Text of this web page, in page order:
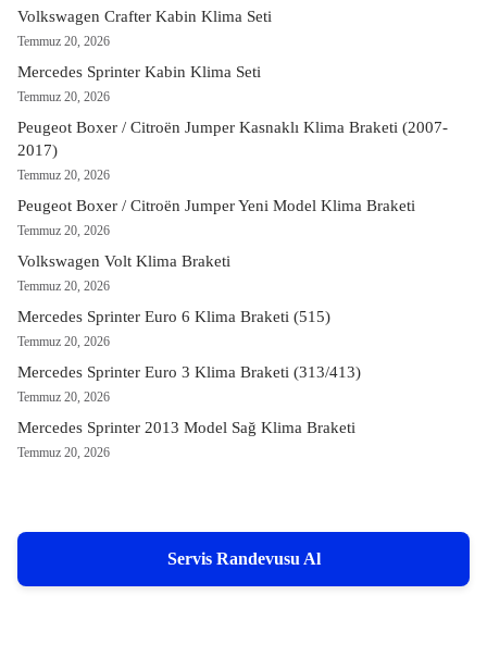
Volkswagen Crafter Kabin Klima Seti
Temmuz 20, 2026
Mercedes Sprinter Kabin Klima Seti
Temmuz 20, 2026
Peugeot Boxer / Citroën Jumper Kasnaklı Klima Braketi (2007-
2017)
Temmuz 20, 2026
Peugeot Boxer / Citroën Jumper Yeni Model Klima Braketi
Temmuz 20, 2026
Volkswagen Volt Klima Braketi
Temmuz 20, 2026
Mercedes Sprinter Euro 6 Klima Braketi (515)
Temmuz 20, 2026
Mercedes Sprinter Euro 3 Klima Braketi (313/413)
Temmuz 20, 2026
Mercedes Sprinter 2013 Model Sağ Klima Braketi
Temmuz 20, 2026
Servis Randevusu Al